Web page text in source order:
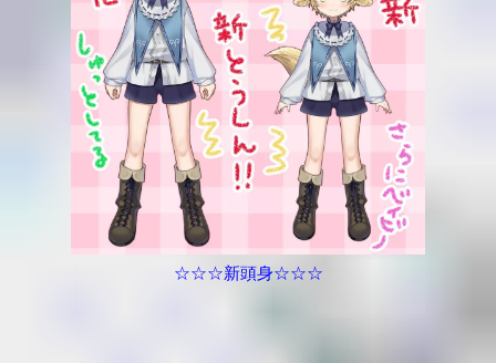
☆☆☆新頭身☆☆☆